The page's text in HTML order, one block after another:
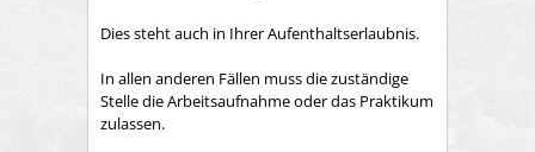
Dies steht auch in Ihrer Aufenthaltserlaubnis.
In allen anderen Fällen muss die zuständige
Stelle die Arbeitsaufnahme oder das Praktikum
zulassen.